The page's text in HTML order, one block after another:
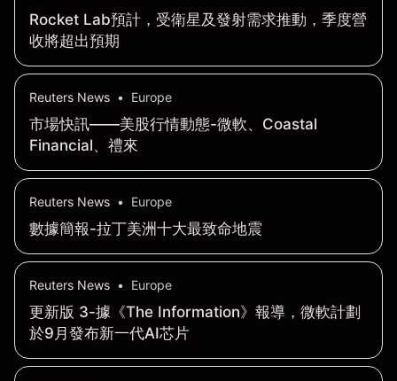
Rocket Lab預計，受衛星及發射需求推動，季度營
收將超出預期
Reuters News • Europe
市場快訊——美股行情動態-微軟、Coastal
Financial、禮來
Reuters News • Europe
數據簡報-拉丁美洲十大最致命地震
Reuters News • Europe
更新版 3-據《The Information》報導，微軟計劃
於9月發布新一代AI芯片